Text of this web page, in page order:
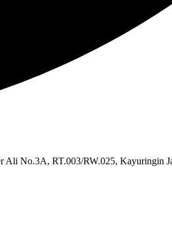
No.3A, RT.003/RW.025, Kayuringin